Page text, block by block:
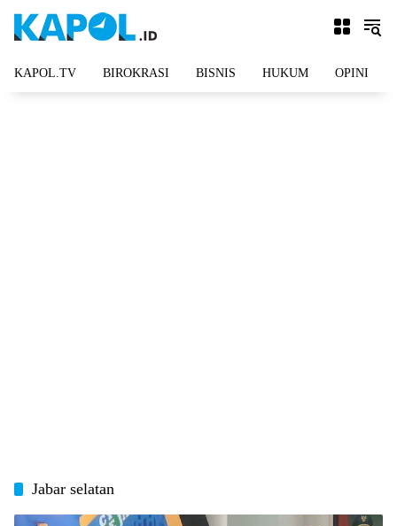
KAPOL.TV BIROKRASI BISNIS HUKUM OPINI
Jabar selatan